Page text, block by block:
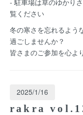
- 駐車場は草のゆかり
覧ください
冬の寒さを忘れるよう
過ごしませんか？
皆さまのご参加を心よ
2025/1/16
rakra